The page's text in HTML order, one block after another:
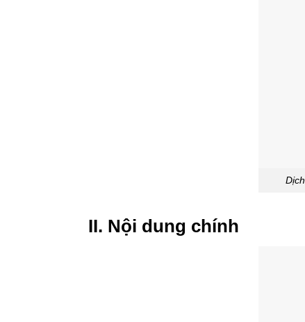
II. Nội dung chính